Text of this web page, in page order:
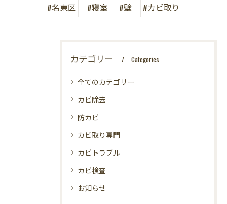
#名東区 #寝室 #壁 #カビ取り
カテゴリー Categories
全てのカテゴリー
カビ除去
防カビ
カビ取り専門
カビトラブル
カビ検査
お知らせ